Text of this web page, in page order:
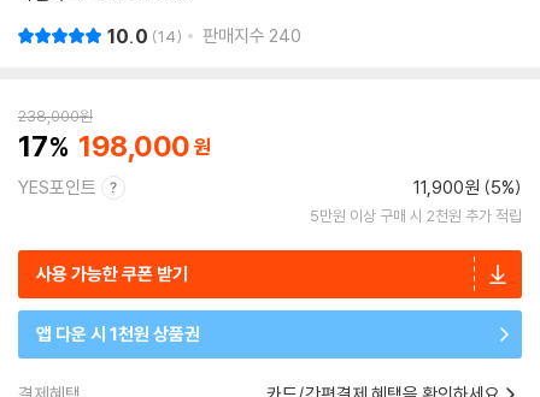
10.0 14 판매지수 240
238,000원
17 198,000
YES포인트 11,900원 (5%)
5만원 이상 구매 시 2천원 추가 적립
사용 가능한 쿠폰 받기
앱 다운 시 1천원 상품권